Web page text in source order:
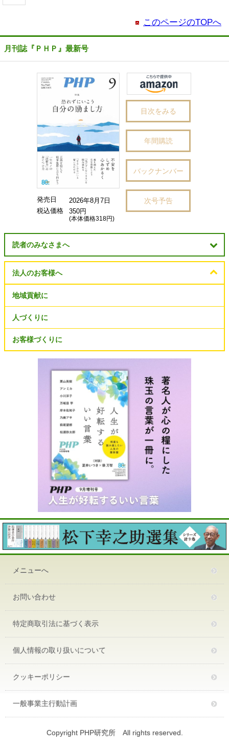
このページのTOPへ
月刊誌『ＰＨＰ』最新号
発売日
2026年8月7日
税込価格
350円
(本体価格318円)
目次をみる
年間購読
バックナンバー
次号予告
読者のみなさまへ
法人のお客様へ
地域貢献に
人づくりに
お客様づくりに
メニューへ
お問い合わせ
特定商取引法に基づく表示
個人情報の取り扱いについて
クッキーポリシー
一般事業主行動計画
Copyright PHP研究所 All rights reserved.